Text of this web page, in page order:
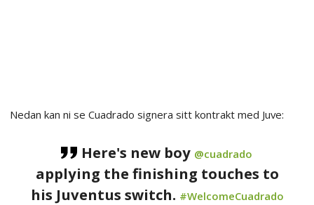
Nedan kan ni se Cuadrado signera sitt kontrakt med Juve:
Here's new boy @cuadrado
applying the finishing touches to
his Juventus switch. #WelcomeCuadrado